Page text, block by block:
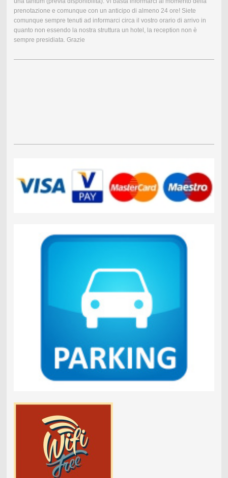
prenotazione e comunque con un anticipo di almeno 24 ore! Siete
comunque sempre tenuti ad informarci circa il vostro orario di arrivo in
quanto non essendo la nostra struttura un hotel, la reception non è
sempre presidiata. Grazie